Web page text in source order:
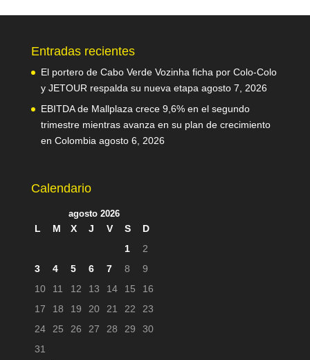
Entradas recientes
El portero de Cabo Verde Vozinha ficha por Colo-Colo
y JETOUR respalda su nueva etapa agosto 7, 2026
EBITDA de Mallplaza crece 9,6% en el segundo
trimestre mientras avanza en su plan de crecimiento
en Colombia agosto 6, 2026
Calendario
agosto 2026
L M X J V S
D
1
2
3
4 5 6 7 8
9
10
11 12 13 14 15
16
17
18 19 20 21 22
23
24
25 26 27 28 29
30
31